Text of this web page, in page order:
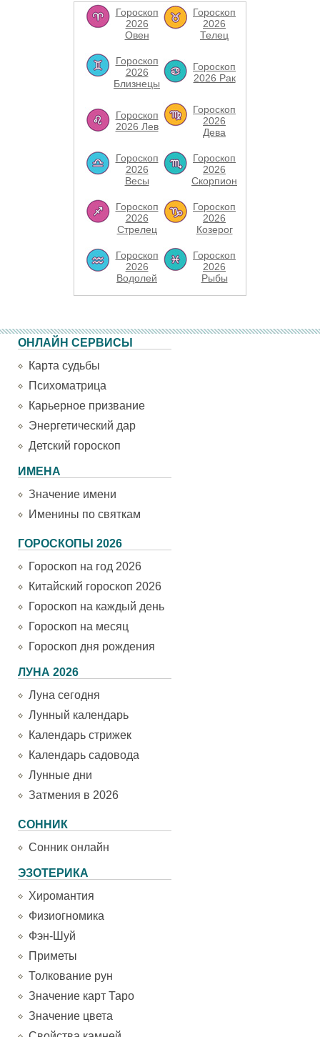
Гороскоп
2026
Овен
Гороскоп
2026
Телец
Гороскоп
2026
Близнецы
Гороскоп
2026 Рак
Гороскоп
2026 Лев
Гороскоп
2026
Дева
Гороскоп
2026
Весы
Гороскоп
2026
Скорпион
Гороскоп
2026
Стрелец
Гороскоп
2026
Козерог
Гороскоп
2026
Водолей
Гороскоп
2026
Рыбы
ОНЛАЙН СЕРВИСЫ
Карта судьбы
Психоматрица
Карьерное призвание
Энергетический дар
Детский гороскоп
ИМЕНА
Значение имени
Именины по святкам
ГОРОСКОПЫ 2026
Гороскоп на год 2026
Китайский гороскоп 2026
Гороскоп на каждый день
Гороскоп на месяц
Гороскоп дня рождения
ЛУНА 2026
Луна сегодня
Лунный календарь
Календарь стрижек
Календарь садовода
Лунные дни
Затмения в 2026
СОННИК
Сонник онлайн
ЭЗОТЕРИКА
Хиромантия
Физиогномика
Фэн-Шуй
Приметы
Толкование рун
Значение карт Таро
Значение цвета